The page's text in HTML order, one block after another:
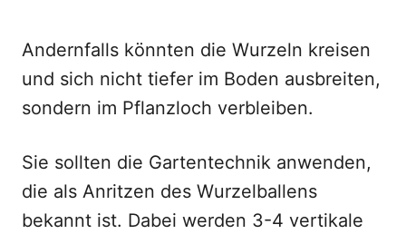
Andernfalls könnten die Wurzeln kreisen
und sich nicht tiefer im Boden ausbreiten,
sondern im Pflanzloch verbleiben.
Sie sollten die Gartentechnik anwenden,
die als Anritzen des Wurzelballens
bekannt ist. Dabei werden 3-4 vertikale